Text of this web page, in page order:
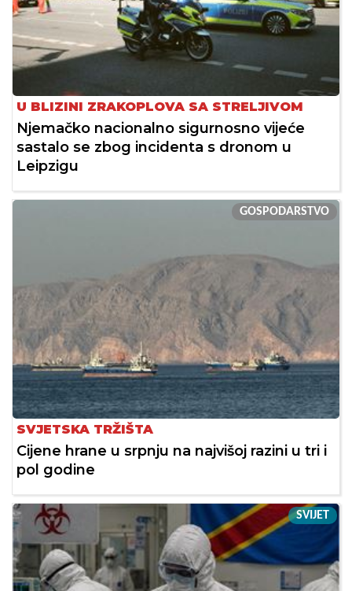
U BLIZINI ZRAKOPLOVA SA STRELJIVOM
Njemačko nacionalno sigurnosno vijeće
sastalo se zbog incidenta s dronom u
Leipzigu
GOSPODARSTVO
SVJETSKA TRŽIŠTA
Cijene hrane u srpnju na najvišoj razini u tri i
pol godine
SVIJET